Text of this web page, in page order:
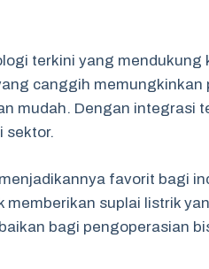
terkini yang mendukung
canggih memungkinkan
mudah. Dengan integrasi
sektor.
favorit bagi
suplai listrik
bagi pengoperasian